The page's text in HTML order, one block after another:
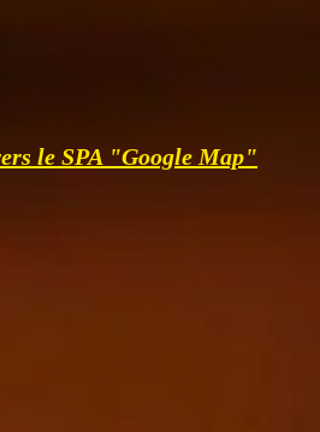
le SPA "Google Map"